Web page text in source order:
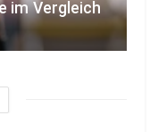
im Vergleich